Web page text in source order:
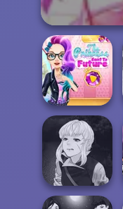
The Princess
Sent To The
Futur...